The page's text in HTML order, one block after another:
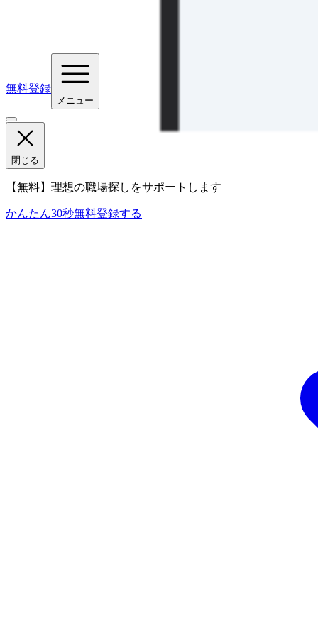
無料登録
メニュー
閉じる
【無料】理想の職場探しをサポートします
かんたん30秒無料登録する